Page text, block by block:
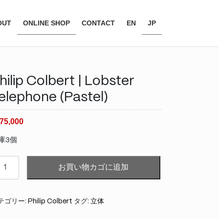
ONLINE SHOP CONTACT EN JP
Colbert | Lobster
(Pastel)
3個
お買い物カゴに追加
ゴリー: Philip Colbert タグ: 立体